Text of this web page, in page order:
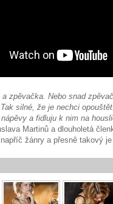
a zpěvačka. Nebo snad
silné, že je nechci
a fidluju k nim na
Martinů a dlouholetá
žánry a přesně takový je